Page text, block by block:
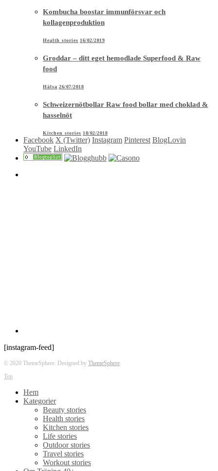
Kombucha boostar immunförsvar och
kollagenproduktion
Health stories 16/02/2019
Groddar – ditt eget hemodlade Superfood & Raw
food
Hälsa 26/07/2018
Schweizernötbollar Raw food bollar med choklad &
hasselnöt
Kitchen stories 18/02/2018
Facebook X (Twitter) Instagram Pinterest BlogLovin
YouTube LinkedIn
[instagram-feed]
© 2020 ThemeSphere. Designed by ThemeSphere.
Top
Hem
Kategorier
Beauty stories
Health stories
Kitchen stories
Life stories
Outdoor stories
Travel stories
Workout stories